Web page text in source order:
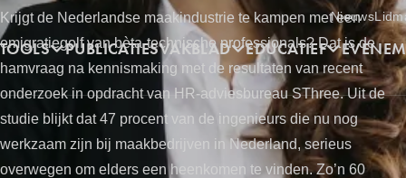
Utilities
Nieuws
Hoofdnavigatie
TOOLS PUBLICATIESVAKBLAD EDUCATIEF
Krijgt de Nederlandse maakindustrie te kampen met een
emigratiegolf van bèta-technische professionals? Dat is de
hamvraag na kennismaking met de resultaten van recent
onderzoek in opdracht van HR-adviesbureau SThree. Uit de
studie blijkt dat 47 procent van de ingenieurs die nu nog
werkzaam zijn bij maakbedrijven in Nederland, serieus
overwegen om elders een heenkomen te vinden. Zo’n 60